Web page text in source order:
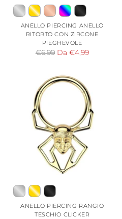
ANELLO PIERCING ANELLO
RITORTO CON ZIRCONE
PIEGHEVOLE
Prezzo
€6,99 Da €4,99
ANELLO PIERCING RANGIO
TESCHIO CLICKER